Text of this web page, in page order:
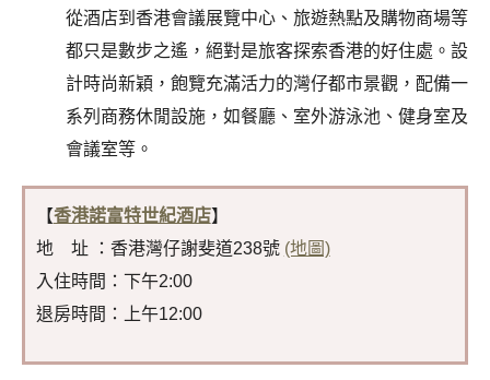
從酒店到香港會議展覽中心、旅遊熱點及購物商場等
都只是數步之遙，絕對是旅客探索香港的好住處。設
計時尚新穎，飽覽充滿活力的灣仔都市景觀，配備一
系列商務休閒設施，如餐廳、室外游泳池、健身室及
會議室等。
【香港諾富特世紀酒店】
地 址 ：香港灣仔謝斐道238號 (地圖)
入住時間：下午2:00
退房時間：上午12:00